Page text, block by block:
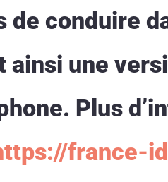
de conduire
ainsi une
Plus
france-